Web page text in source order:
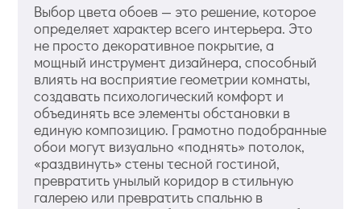
Выбор цвета обоев — это решение, которое
определяет характер всего интерьера. Это
не просто декоративное покрытие, а
мощный инструмент дизайнера, способный
влиять на восприятие геометрии комнаты,
создавать психологический комфорт и
объединять все элементы обстановки в
единую композицию. Грамотно подобранные
обои могут визуально «поднять» потолок,
«раздвинуть» стены тесной гостиной,
превратить унылый коридор в стильную
галерею или превратить спальню в